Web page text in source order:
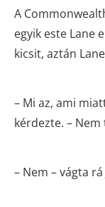
A
egyik este Lane
kicsit, aztán
– Mi az, ami
kérdezte. –
– Nem – vágta